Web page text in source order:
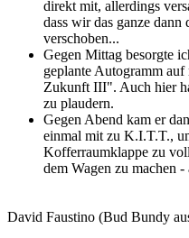
direkt mit, allerdings
dass wir das ganze dann
verschoben...
Gegen Mittag besorgte
geplante Autogramm
Zukunft III". Auch hier
zu plaudern.
Gegen Abend kam er
einmal mit zu K.I.T.T.,
Kofferraumklappe zu
dem Wagen zu machen
David Faustino (Bud Bundy